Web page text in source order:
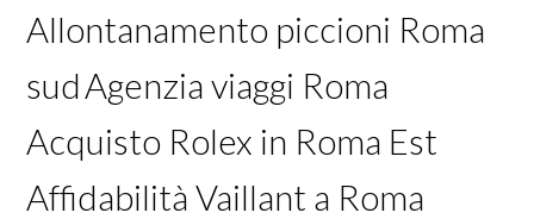
Allontanamento piccioni Roma
sudAgenzia viaggi Roma
Acquisto Rolex in Roma Est
Affidabilità Vaillant a Roma